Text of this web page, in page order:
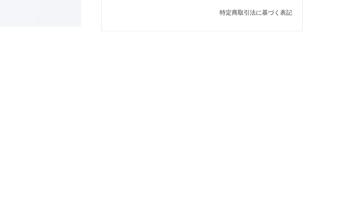
特定商取引法に基づく表記